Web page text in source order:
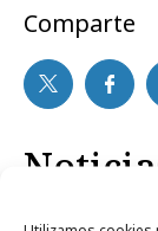
Comparte